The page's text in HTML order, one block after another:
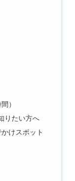
）
りたい方へ
けスポット